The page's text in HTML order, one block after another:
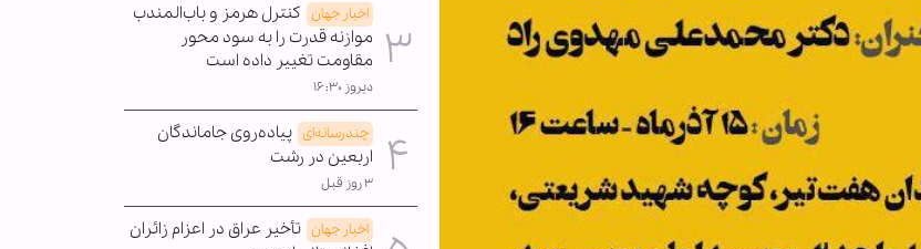
اخبار جهان کنترل هرمز و باب‌المندب
موازنه قدرت را به سود محور
مقاومت تغییر داده است
دیروز ۱۶:۳۰
چندرسانه‌ای پیاده‌روی جاماندگان
اربعین در رشت
۳ روز قبل
اخبار جهان تأخیر عراق در اعزام زائران